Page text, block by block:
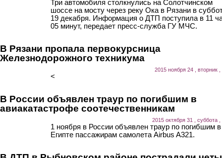
Три автомобиля столкнулись на Солотчинском
шоссе на мосту через реку Ока в Рязани в
19 декабря. Информация о ДТП поступила в 11
05 минут, передает пресс-служба ГУ МЧС.
В Рязани пропала первокурсница
Железнодорожного техникума
2015 ноября 24 , вторник ,
<
В России объявлен траур по погибшим в
авиакатастрофе соотечественникам
2015 октября 31 , суббота ,
1 ноября в России объявлен траур по погибшим в
Египте пассажирам самолета Airbus A321.